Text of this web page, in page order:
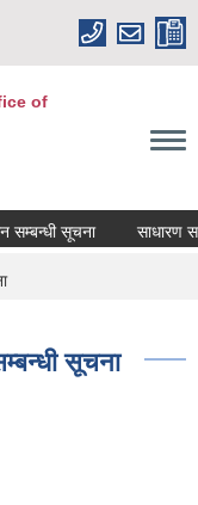
of
सम्बन्धी सूचना साधारण
सूचना